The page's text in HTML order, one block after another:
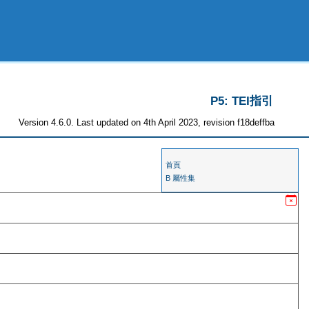
P5: TEI指引
Version 4.6.0. Last updated on 4th April 2023, revision f18deffba
首頁
B 屬性集